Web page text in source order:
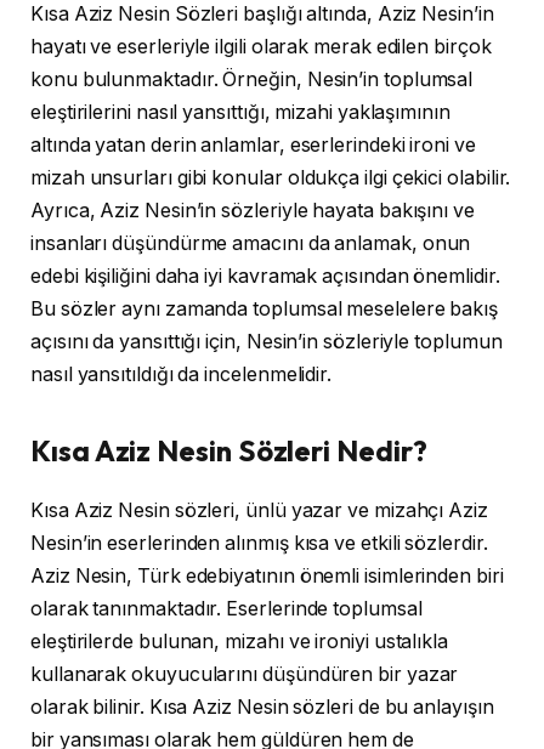
Kısa Aziz Nesin Sözleri başlığı altında, Aziz Nesin’in
hayatı ve eserleriyle ilgili olarak merak edilen birçok
konu bulunmaktadır. Örneğin, Nesin’in toplumsal
eleştirilerini nasıl yansıttığı, mizahi yaklaşımının
altında yatan derin anlamlar, eserlerindeki ironi ve
mizah unsurları gibi konular oldukça ilgi çekici olabilir.
Ayrıca, Aziz Nesin’in sözleriyle hayata bakışını ve
insanları düşündürme amacını da anlamak, onun
edebi kişiliğini daha iyi kavramak açısından önemlidir.
Bu sözler aynı zamanda toplumsal meselelere bakış
açısını da yansıttığı için, Nesin’in sözleriyle toplumun
nasıl yansıtıldığı da incelenmelidir.
Kısa Aziz Nesin Sözleri Nedir?
Kısa Aziz Nesin sözleri, ünlü yazar ve mizahçı Aziz
Nesin’in eserlerinden alınmış kısa ve etkili sözlerdir.
Aziz Nesin, Türk edebiyatının önemli isimlerinden biri
olarak tanınmaktadır. Eserlerinde toplumsal
eleştirilerde bulunan, mizahı ve ironiyi ustalıkla
kullanarak okuyucularını düşündüren bir yazar
olarak bilinir. Kısa Aziz Nesin sözleri de bu anlayışın
bir yansıması olarak hem güldüren hem de